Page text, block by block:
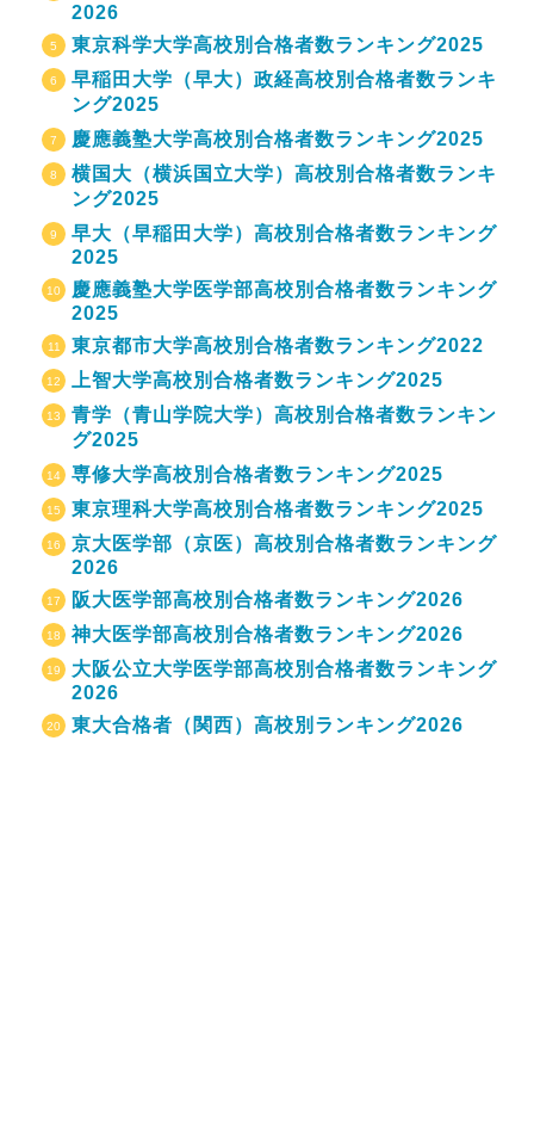
2026
東京科学大学高校別合格者数ランキング2025
早稲田大学（早大）政経高校別合格者数ランキ
ング2025
慶應義塾大学高校別合格者数ランキング2025
横国大（横浜国立大学）高校別合格者数ランキ
ング2025
早大（早稲田大学）高校別合格者数ランキング
2025
慶應義塾大学医学部高校別合格者数ランキング
2025
東京都市大学高校別合格者数ランキング2022
上智大学高校別合格者数ランキング2025
青学（青山学院大学）高校別合格者数ランキン
グ2025
専修大学高校別合格者数ランキング2025
東京理科大学高校別合格者数ランキング2025
京大医学部（京医）高校別合格者数ランキング
2026
阪大医学部高校別合格者数ランキング2026
神大医学部高校別合格者数ランキング2026
大阪公立大学医学部高校別合格者数ランキング
2026
東大合格者（関西）高校別ランキング2026